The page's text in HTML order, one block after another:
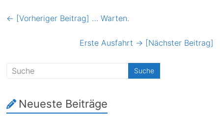
← [Vorheriger Beitrag] … Warten.
Erste Ausfahrt → [Nächster Beitrag]
Neueste Beiträge